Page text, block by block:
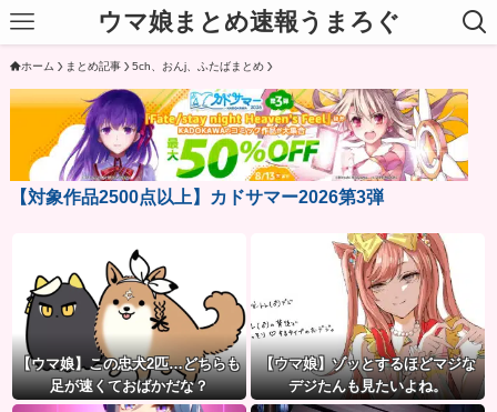
ウマ娘まとめ速報うまろぐ
ホーム まとめ記事 5ch、おんj、ふたばまとめ
【対象作品2500点以上】カドサマー2026第3弾
【ウマ娘】この忠犬2匹…どちらも
足が速くておばかだな？
【ウマ娘】ゾッとするほどマジな
デジたんも見たいよね。